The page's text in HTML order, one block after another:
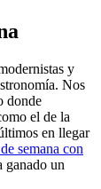
y
Nos
donde
el de la
en llegar
semana con
ganado un